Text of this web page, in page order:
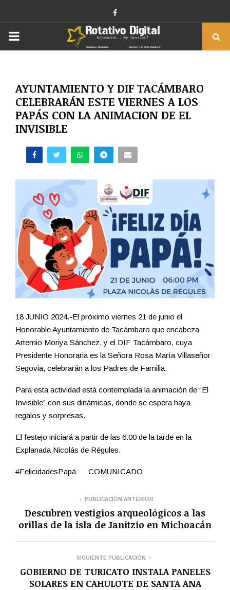
Facebook
PRIMARY
AYUNTAMIENTO Y DIF TACÁMBARO
CELEBRARÁN ESTE VIERNES A LOS
PAPÁS CON LA ANIMACION DE EL
INVISIBLE
18 JUNIO 2024.-El próximo viernes 21 de junio el
Honorable Ayuntamiento de Tacámbaro que encabeza
Artemio Moriya Sánchez, y el DIF Tacámbaro, cuya
Presidente Honoraria es la Señora Rosa María Villaseñor
Segovia, celebrarán a los Padres de Familia.
Para esta actividad está contemplada la animación de “El
Invisible” con sus dinámicas, donde se espera haya
regalos y sorpresas.
El festejo iniciará a partir de las 6:00 de la tarde en la
Explanada Nicolás de Régules.
#FelicidadesPapá COMUNICADO
PUBLICACIÓN ANTERIOR
Descubren vestigios arqueológicos a las
orillas de la isla de Janitzio en Michoacán
SIGUIENTE PUBLICACIÓN
GOBIERNO DE TURICATO INSTALA PANELES
SOLARES EN CAHULOTE DE SANTA ANA